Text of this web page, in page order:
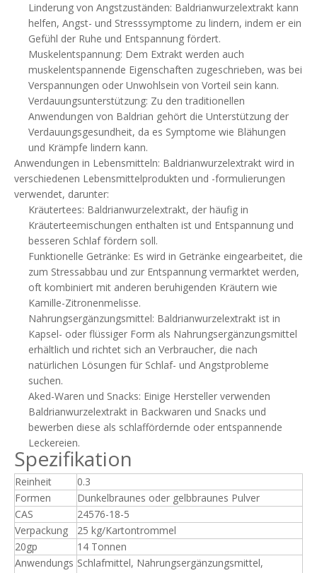
Linderung von Angstzuständen: Baldrianwurzelextrakt kann
helfen, Angst- und Stresssymptome zu lindern, indem er ein
Gefühl der Ruhe und Entspannung fördert.
Muskelentspannung: Dem Extrakt werden auch
muskelentspannende Eigenschaften zugeschrieben, was bei
Verspannungen oder Unwohlsein von Vorteil sein kann.
Verdauungsunterstützung: Zu den traditionellen
Anwendungen von Baldrian gehört die Unterstützung der
Verdauungsgesundheit, da es Symptome wie Blähungen
und Krämpfe lindern kann.
Anwendungen in Lebensmitteln: Baldrianwurzelextrakt wird in
verschiedenen Lebensmittelprodukten und -formulierungen
verwendet, darunter:
Kräutertees: Baldrianwurzelextrakt, der häufig in
Kräuterteemischungen enthalten ist und Entspannung und
besseren Schlaf fördern soll.
Funktionelle Getränke: Es wird in Getränke eingearbeitet, die
zum Stressabbau und zur Entspannung vermarktet werden,
oft kombiniert mit anderen beruhigenden Kräutern wie
Kamille-Zitronenmelisse.
Nahrungsergänzungsmittel: Baldrianwurzelextrakt ist in
Kapsel- oder flüssiger Form als Nahrungsergänzungsmittel
erhältlich und richtet sich an Verbraucher, die nach
natürlichen Lösungen für Schlaf- und Angstprobleme
suchen.
Aked-Waren und Snacks: Einige Hersteller verwenden
Baldrianwurzelextrakt in Backwaren und Snacks und
bewerben diese als schlaffördernde oder entspannende
Leckereien.
Spezifikation
Reinheit
0.3
Formen
Dunkelbraunes oder gelbbraunes Pulver
CAS
24576-18-5
Verpackung
25 kg/Kartontrommel
20gp
14 Tonnen
Anwendungs Schlafmittel, Nahrungsergänzungsmittel,